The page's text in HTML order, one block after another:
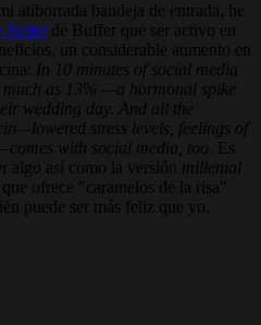
atiborrada bandeja de entrada, he
Seiterde Buffer que ser activo en
un considerable aumento en
In 10 minutes of social media
as 13% —a hormonal spike
wedding day. And all the
stress levels, feelings of
with social media, too . Es
algo así como la versión millenial
ofrece "caramelos de la risa"
puede ser más feliz que yo,